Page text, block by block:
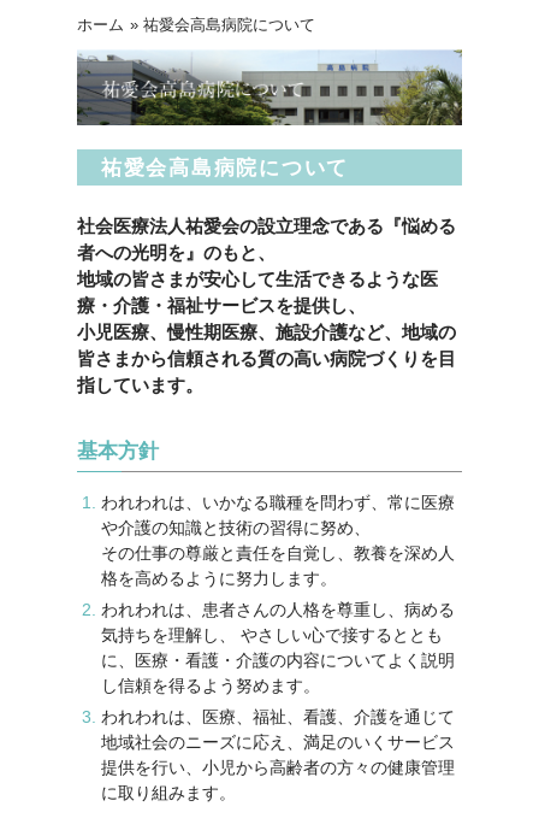
ホーム » 祐愛会高島病院について
祐愛会高島病院について
社会医療法人祐愛会の設立理念である『悩める
者への光明を』のもと、
地域の皆さまが安心して生活できるような医
療・介護・福祉サービスを提供し、
小児医療、慢性期医療、施設介護など、地域の
皆さまから信頼される質の高い病院づくりを目
指しています。
基本方針
われわれは、いかなる職種を問わず、常に医療
や介護の知識と技術の習得に努め、
その仕事の尊厳と責任を自覚し、教養を深め人
格を高めるように努力します。
われわれは、患者さんの人格を尊重し、病める
気持ちを理解し、 やさしい心で接するととも
に、医療・看護・介護の内容についてよく説明
し信頼を得るよう努めます。
われわれは、医療、福祉、看護、介護を通じて
地域社会のニーズに応え、満足のいくサービス
提供を行い、小児から高齢者の方々の健康管理
に取り組みます。